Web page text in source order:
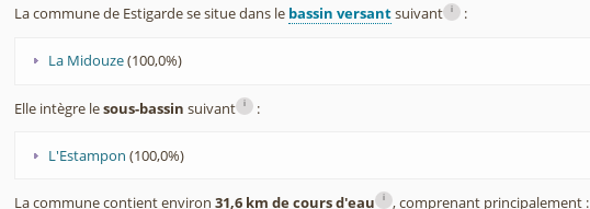
La commune de Estigarde se situe dans le bassin versantsuivant i :
La Midouze(100,0%)
Elle intègre lesous-bassin suivant i :
L'Estampon (100,0%)
La commune contient environ 31,6 km de cours d'eau i , comprenant principalement :